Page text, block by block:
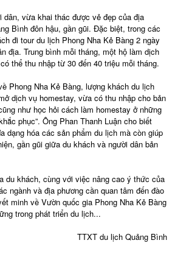
dân, vừa khai thác được vẻ đẹp của địa
Bình đôn hậu, gần gũi. Đặc biệt, trong các
đi tour du lịch Phong Nha Kẻ Bàng 2 ngày
địa. Trung bình mỗi tháng, một hộ làm dịch
thể thu nhập từ 30 đến 40 triệu mỗi tháng.
Phong Nha Kẻ Bàng, lượng khách du lịch
dịch vụ homestay, vừa có thu nhập cho bản
như học hỏi cách làm homestay ở những
phục”. Ông Phan Thanh Luận cho biết
dạng hóa các sản phẩm du lịch mà còn giúp
gần gũi giữa du khách và người dân bản
du khách, cùng với việc nâng cao ý thức của
ngành và địa phương cần quan tâm đến đào
minh về Vườn quốc gia Phong Nha Kẻ Bàng
trong phát triển du lịch...
TTXT du lịch Quảng Bình